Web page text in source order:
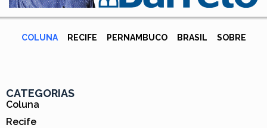
COLUNA RECIFE PERNAMBUCO BRASIL SOBRE
CATEGORIAS
Coluna
Recife